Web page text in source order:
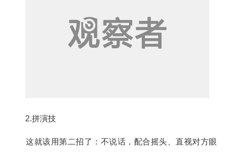
2.拼演技
这就该用第二招了：不说话，配合摇头、直视对方眼